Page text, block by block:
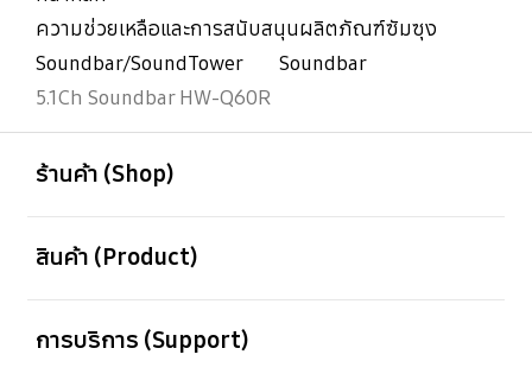
ความช่วยเหลือและการสนับสนุนผลิตภัณฑ์ซัมซุง
Soundbar/SoundTower
Soundbar
5.1Ch Soundbar HW-Q60R
ร้านค้า (Shop)
สินค้า (Product)
การบริการ (Support)